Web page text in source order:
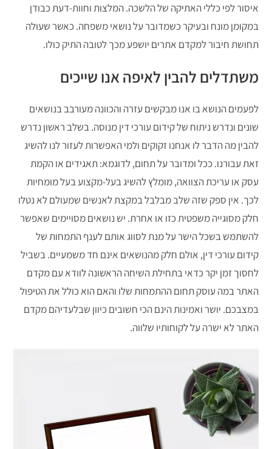
איסור לפי כללי האתיקה של הלשכה. המלצות וחוות-דעת כבודן
במקומן מונח ובעיקר כשמדובר על נושאי משפחה. כאשר שעולה
תחושת חיבור למקדם אתרים יושפע מכך לטובה התיק כולו.
משתדלים להבין לאיפה אנו שייכים
לפעמים הנושא בו אנו מבקשים עזרה והכוונה מעורבב בנושאים
שונים ונדרש ניתוח של קידום עורכי דין מנוסה. בשלב ראשון נדרש
להבין מה הדבר לו אנחנו זקוקים ולמי האפשרות לעזור לנו להשיג
זאת עבורנו. ככל ומדובר על תחום, לדוגמא: תאגידים או הקמת
עסק או עריכת הצוואה, מומלץ להשיג בעל-מקצוע בעל מומחיות
לכך. אין ספק שזה שלב מבלבל במקצת לאנשים שמעולם לא נטלו
חלק מסוגייה משפטית כזו או אחרת. יש נושאים מסויימים שאפשר
להשתמש בשכל הישר על מנת לסווג אותם לענף התמחות של
קידום עורכי דין, אולם חלק מהנושאים אינם חד משמעיים. בשביל
לחסוך זמן יקר כדאי בתחילת השיחה הראשונה לוודא עם מקדם
האתר במה עוסק תחום ההתמחות שלו והאם הוא כולל את הטיפול
במצבכם. יושר ואמינות הינם הכי חשובים כיוון שבלעדיהם מקדם
האתר לא ישרה על לקוחותיו שלווה.